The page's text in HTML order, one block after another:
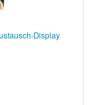
Display